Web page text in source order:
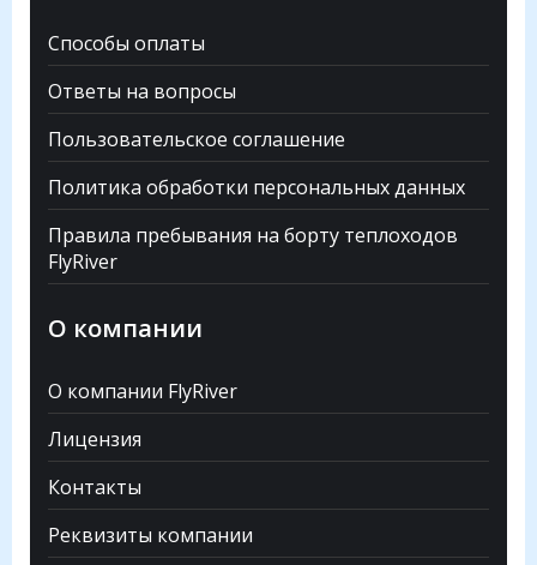
Способы оплаты
Ответы на вопросы
Пользовательское соглашение
Политика обработки персональных данных
Правила пребывания на борту теплоходов
FlyRiver
О компании
О компании FlyRiver
Лицензия
Контакты
Реквизиты компании